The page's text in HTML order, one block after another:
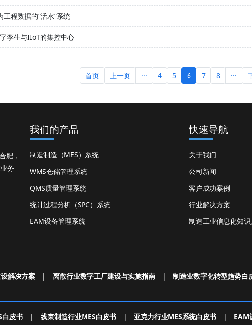
程数据的“活水”系统
孪生与IIoT的集控中心
首页 上一页 ··· 4 5 6 7 8 ···
肥，
务
我们的产品
制造制造（MES）系统
WMS仓储管理系统
QMS质量管理系统
统计过程分析（SPC）系统
EAM设备管理系统
快速导航
关于我们
公司新闻
客户成功案例
行业解决方案
制造工业信息化知
解决方案 | 离散行业数字工厂建设与实施指南 | 制造业数字化转型趋势白
白皮书 | 线束制造行业MES白皮书 | 亚克力行业MES系统白皮书 | EAM